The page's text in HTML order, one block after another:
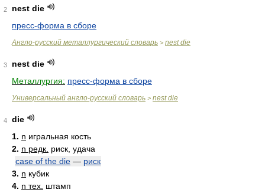
2
nest die
пресс-форма в сборе
Англо-русский металлургический словарь > nest die
3
nest die
Металлургия: пресс-форма в сборе
Универсальный англо-русский словарь > nest die
4
die
1. n игральная кость
2. n редк. риск, удача
case of the die — риск
3. n кубик
4. n тех. штамп